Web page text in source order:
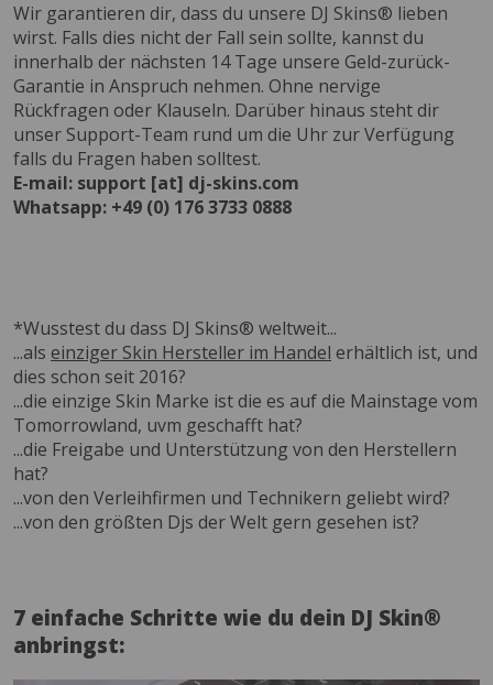
Wir garantieren dir, dass du unsere DJ Skins® lieben
wirst. Falls dies nicht der Fall sein sollte, kannst du
innerhalb der nächsten 14 Tage unsere Geld-zurück-
Garantie in Anspruch nehmen. Ohne nervige
Rückfragen oder Klauseln. Darüber hinaus steht dir
unser Support-Team rund um die Uhr zur Verfügung
falls du Fragen haben solltest.
E-mail: support [at] dj-skins.com
Whatsapp: +49 (0) 176 3733 0888
*Wusstest du dass DJ Skins® weltweit...
...als einziger Skin Hersteller im Handel erhältlich ist, und
dies schon seit 2016?
...die einzige Skin Marke ist die es auf die Mainstage vom
Tomorrowland, uvm geschafft hat?
...die Freigabe und Unterstützung von den Herstellern
hat?
...von den Verleihfirmen und Technikern geliebt wird?
...von den größten Djs der Welt gern gesehen ist?
7 einfache Schritte wie du dein DJ Skin®
anbringst: